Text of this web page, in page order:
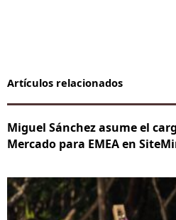
Artículos relacionados
Miguel Sánchez asume el
Mercado para EMEA en